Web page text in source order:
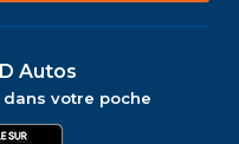
Autos
votre poche